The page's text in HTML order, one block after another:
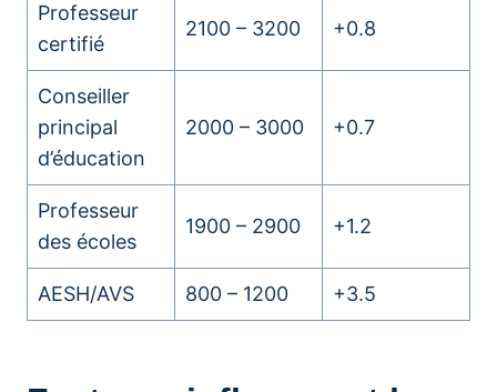
Professeur
certifié
2100 – 3200 +0.8
Conseiller
principal
d’éducation
2000 – 3000 +0.7
Professeur
des écoles
1900 – 2900 +1.2
AESH/AVS 800 – 1200 +3.5